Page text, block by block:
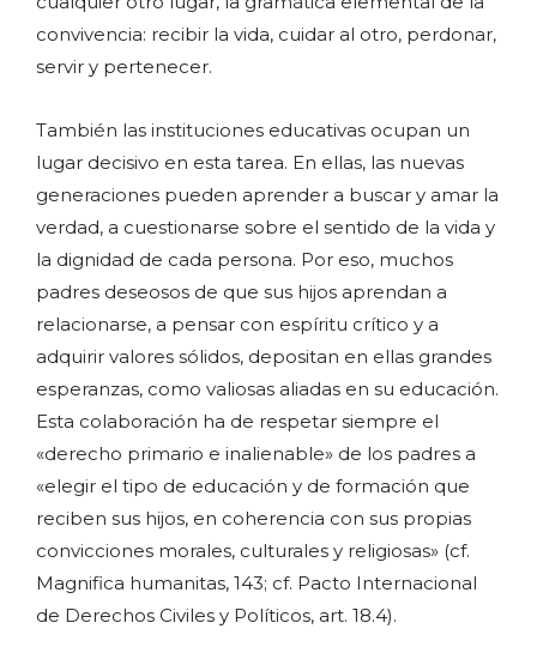
convivencia: recibir la vida, cuidar al otro, perdonar,
servir y pertenecer.
También las instituciones educativas ocupan un
lugar decisivo en esta tarea. En ellas, las nuevas
generaciones pueden aprender a buscar y amar la
verdad, a cuestionarse sobre el sentido de la vida y
la dignidad de cada persona. Por eso, muchos
padres deseosos de que sus hijos aprendan a
relacionarse, a pensar con espíritu crítico y a
adquirir valores sólidos, depositan en ellas grandes
esperanzas, como valiosas aliadas en su educación.
Esta colaboración ha de respetar siempre el
«derecho primario e inalienable» de los padres a
«elegir el tipo de educación y de formación que
reciben sus hijos, en coherencia con sus propias
convicciones morales, culturales y religiosas» (cf.
Magnifica humanitas, 143; cf. Pacto Internacional
de Derechos Civiles y Políticos, art. 18.4).